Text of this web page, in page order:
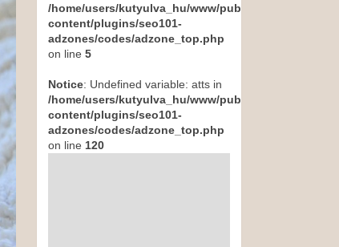
/home/users/kutyulva_hu/www/public_html/wp-
content/plugins/seo101-
adzones/codes/adzone_top.php
on line 5
Notice: Undefined variable: atts in
/home/users/kutyulva_hu/www/public_html/wp-
content/plugins/seo101-
adzones/codes/adzone_top.php
on line 120